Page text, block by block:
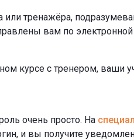
или тренажёра,
вам по электронной
курсе с тренером, ваши
очень просто. На
и вы получите